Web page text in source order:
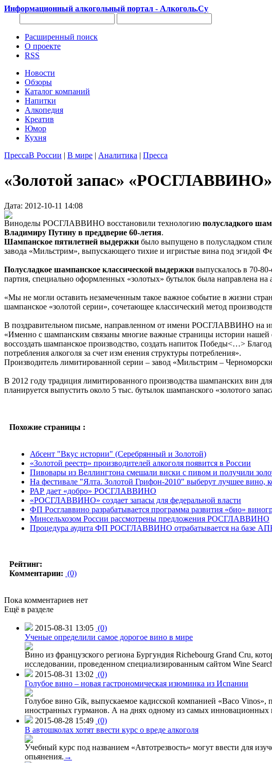
Информационный алкогольный портал - Алкоголь.Су
Расширенный поиск
О проекте
RSS
Новости
Обзоры
Каталог компаний
Напитки
Алкопедия
Креатив
Юмор
Кухня
ПрессаВ России | В мире | Аналитика | Пресса
«Золотой запас»
Дата: 2012-10-11 14:08
Виноделы РОСГЛАВВИНО восстановили технологию полусладкого
Владимиру Путину в преддверие 60-летия.
Шампанское пятилетней выдержки было выпущено в полусладком
завода «Мильстрим», выпускающего тихие и игристые вина под
Полусладкое шампанское классической выдержки выпускалось в 70-
партия, специально оформленных «золотых» бутылок была направлена
«Мы не могли оставить незамеченным такое важное событие в жизни
шампанское «золотой серии», сочетающее классический метод
В поздравительном письме, направленном от имени РОСГЛАВВИНО на
«Именно с шампанским связаны многие важные страницы истории нашей
воссоздать шампанское производство, создать напиток Победы<…>
потребления алкоголя за счет изм енения структуры потребления».
Производитель лимитированной серии – завод «Мильстрим –
В 2012 году традиция лимитированного производства шампанских вин
планируется выпустить около 5 тыс. бутылок шампанского «золотого
Похожие страницы :
Абсент "Вкус истории" (Серебрянный и Золотой)
«Золотой реестр» производителей алкоголя появится в России
Пивовары из Веллингтона смешали виски с пивом и получили
На фестивале "Ялта. Золотой Грифон-2010" выберут лучшее вино,
РАР дает «добро» РОСГЛАВВИНО
«РОСГЛАВВИНО» создает запасы для федеральной власти
ФП Росглаввино разрабатывается программа развития «био»
Минсельхозом России рассмотрены предложения РОСГЛАВВИНО
Процедура аудита ФП РОСГЛАВВИНО отрабатывается на базе
Рейтинг:
Комментарии: (0)
Пока комментариев нет
Ещё в разделе
2015-08-31 13:05 (0)
Ученые определили самое дорогое вино в мире
Вино из французского региона Бургундия Richebourg Grand Cru,
исследовании, проведенном специализированным сайтом Wine
2015-08-31 13:02 (0)
Голубое вино – новая гастрономическая изюминка из Испании
Голубое вино Gïk, выпускаемое кадисской компанией «Baco Vinos»,
иностранных гурманов. А на днях одному из самых инновационных
2015-08-28 15:49 (0)
В автошколах хотят ввести курс о вреде алкоголя
Учебный курс под названием «Автотрезвость» могут ввести для
опьянения. →